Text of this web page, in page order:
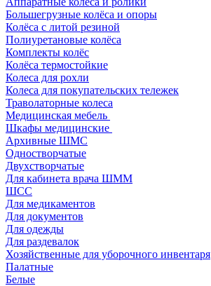
Большегрузные колёса и опоры
Колёса с литой резиной
Полиуретановые колёса
Комплекты колёс
Колёса термостойкие
Колеса для рохли
Колеса для покупательских тележек
Траволаторные колеса
Медицинская мебель
Шкафы медицинские
Архивные ШМС
Одностворчатые
Двухстворчатые
Для кабинета врача ШММ
ШСС
Для медикаментов
Для документов
Для одежды
Для раздевалок
Хозяйственные для уборочного инвентаря
Палатные
Белые